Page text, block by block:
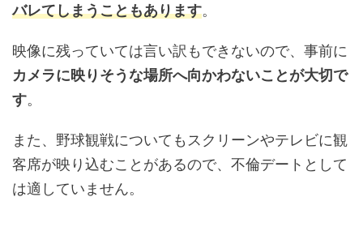
バレてしまうこともあります。
映像に残っていては言い訳もできないので、事前に
カメラに映りそうな場所へ向かわないことが大切で
す。
また、野球観戦についてもスクリーンやテレビに観
客席が映り込むことがあるので、不倫デートとして
は適していません。